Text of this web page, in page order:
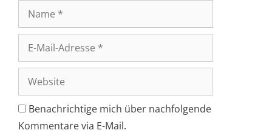
Mail-
Adresse
Website
Benachrichtige mich über nachfolgende
Kommentare via E-Mail.